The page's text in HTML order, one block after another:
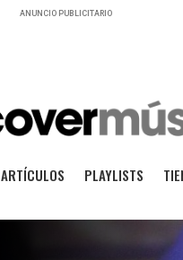
ANUNCIO PUBLICITARIO
ARTÍCULOS PLAYLISTS